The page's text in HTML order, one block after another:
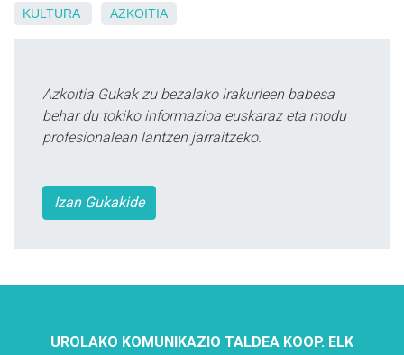
KULTURA AZKOITIA
Azkoitia Gukak zu bezalako irakurleen babesa
behar du tokiko informazioa euskaraz eta modu
profesionalean lantzen jarraitzeko.
Izan Gukakide
UROLAKO KOMUNIKAZIO TALDEA KOOP. ELK